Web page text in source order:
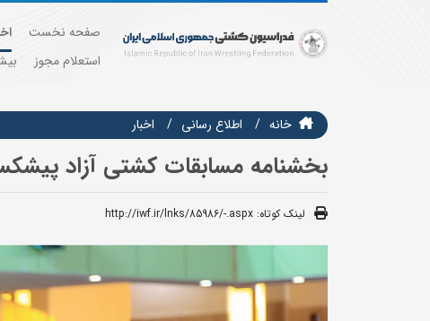
صفحه نخست
استعلام مجوز
خانه اطلاع رسانی اخبار
بخشنامه مسابقات کشتی آزاد
لینک کوتاه: http://iwf.ir/lnks/85986/-.aspx